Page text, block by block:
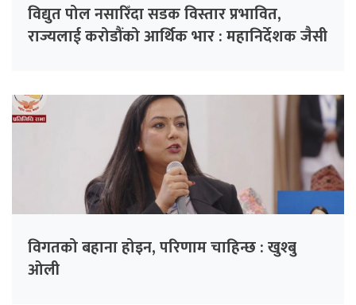
विद्युत पोल नसारिँदा सडक विस्तार प्रभावित,
राज्यलाई करोडौंको आर्थिक भार : महानिर्देशक जैसी
विगतको बहाना होइन, परिणाम चाहिन्छ : खुश्बु
ओली